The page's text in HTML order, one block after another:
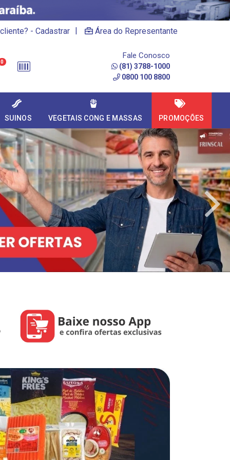
- Cadastrar | Área do Representante
0
Fale Conosco
(81) 3788-1000
0800 100 8800
SUINOS VEGETAIS CONG E MASSAS PROMOÇÕES